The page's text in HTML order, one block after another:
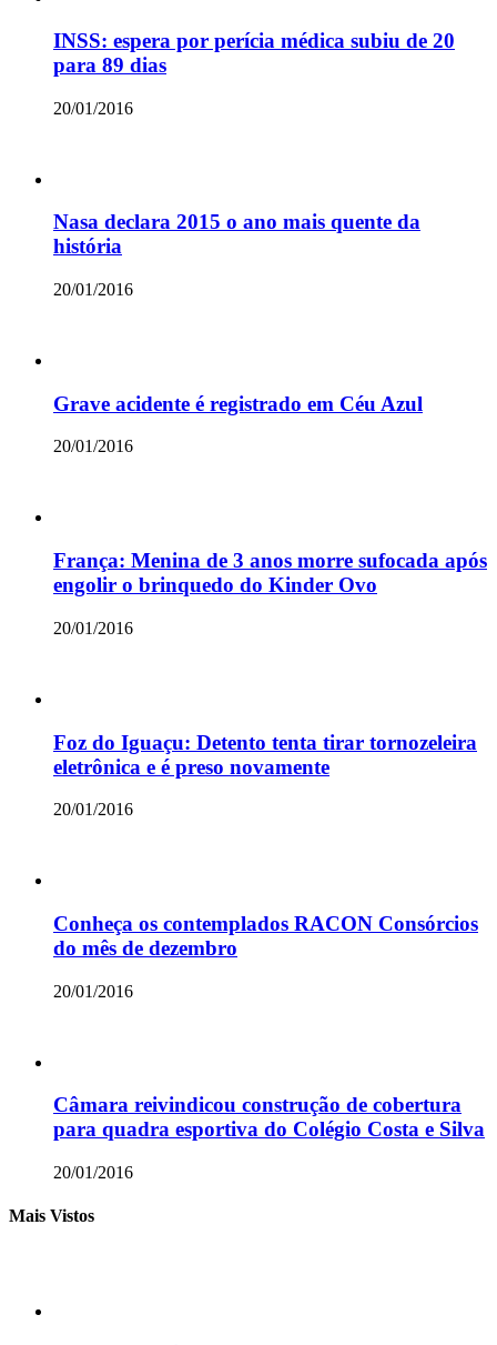
INSS: espera por perícia médica subiu de 20
para 89 dias
20/01/2016
Nasa declara 2015 o ano mais quente da
história
20/01/2016
Grave acidente é registrado em Céu Azul
20/01/2016
França: Menina de 3 anos morre sufocada após
engolir o brinquedo do Kinder Ovo
20/01/2016
Foz do Iguaçu: Detento tenta tirar tornozeleira
eletrônica e é preso novamente
20/01/2016
Conheça os contemplados RACON Consórcios
do mês de dezembro
20/01/2016
Câmara reivindicou construção de cobertura
para quadra esportiva do Colégio Costa e Silva
20/01/2016
Mais Vistos